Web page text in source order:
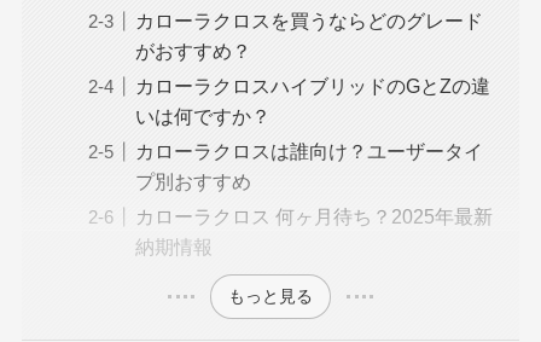
カローラクロスを買うならどのグレード
がおすすめ？
カローラクロスハイブリッドのGとZの違
いは何ですか？
カローラクロスは誰向け？ユーザータイ
プ別おすすめ
カローラクロス 何ヶ月待ち？2025年最新
納期情報
もっと見る